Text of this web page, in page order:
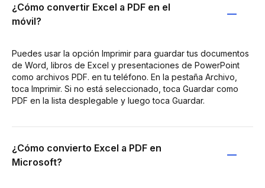
¿Cómo convertir Excel a PDF en el
móvil?
Puedes usar la opción Imprimir para guardar tus documentos
de Word, libros de Excel y presentaciones de PowerPoint
como archivos PDF. en tu teléfono. En la pestaña Archivo,
toca Imprimir. Si no está seleccionado, toca Guardar como
PDF en la lista desplegable y luego toca Guardar.
¿Cómo convierto Excel a PDF en
Microsoft?